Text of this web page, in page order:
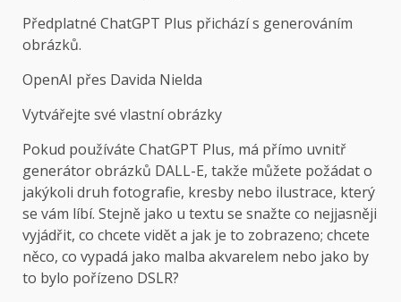
Předplatné ChatGPT Plus přichází s generováním
obrázků.
OpenAI přes Davida Nielda
Vytvářejte své vlastní obrázky
Pokud používáte ChatGPT Plus, má přímo uvnitř
generátor obrázků DALL-E, takže můžete požádat o
jakýkoli druh fotografie, kresby nebo ilustrace, který
se vám líbí. Stejně jako u textu se snažte co nejjasněji
vyjádřit, co chcete vidět a jak je to zobrazeno; chcete
něco, co vypadá jako malba akvarelem nebo jako by
to bylo pořízeno DSLR?